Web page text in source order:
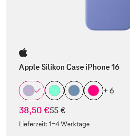
Apple Silikon Case iPhone 16
+ 6
38,50 €statt
55 €
Lieferzeit:1-4 Werktage